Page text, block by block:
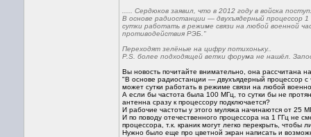
..... Сердюков заявил, что в 2012 году в войска
В основе радиостанции — двухъядерный процессор
сутки работать в режиме связи на любой военной
противодействия РЭБ."
Переходят зелёные на цифру потихоньку..
P.S. более подходящей ветки форума не нашёл.
Вы новость почитайте внимательно, она рассчитана
"В основе радиостанции — двухъядерный процессор с
может сутки работать в режиме связи на любой
А если бы частота была 100 МГц, то сутки бы не
антенна сразу к процессору подключается?
И рабочие частоты у этого муляжа начинаются от 25
И по поводу отечественного процессора на 1 ГГц не
процессора, т.к. краник могут легко перекрыть, чтобы
Нужно было еще про цветной экран написать и